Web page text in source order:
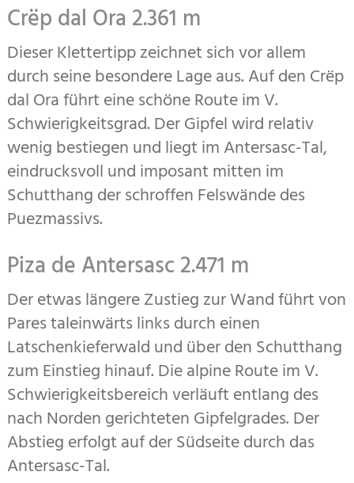
Crëp dal Ora 2.361 m
Dieser Klettertipp zeichnet sich vor allem
durch seine besondere Lage aus. Auf den Crëp
dal Ora führt eine schöne Route im V.
Schwierigkeitsgrad. Der Gipfel wird rela­tiv
wenig bestiegen und liegt im Antersasc-Tal,
eindrucksvoll und imposant mitten im
Schutthang der schroffen Felswände des
Puezmassivs.
Piza de Antersasc 2.471 m
Der etwas längere Zustieg zur Wand führt von
Pares taleinwärts links durch einen
Latschenkieferwald und über den Schutthang
zum Einstieg hinauf. Die alpine Route im V.
Schwierigkeitsbereich verläuft entlang des
nach Norden gerichteten Gipfelgrades. Der
Abstieg erfolgt auf der Südseite durch das
Antersasc-Tal.